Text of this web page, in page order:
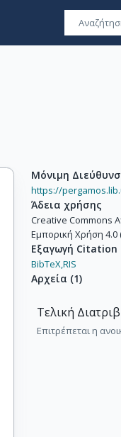
Μόνιμη
https://
Άδεια χρήσης
Creative Commons
Εμπορική Χρήση 4.0
Εξαγωγή Citation
BibTeX,RIS
Αρχεία (1)
Τελική
Επιτρέπεται η